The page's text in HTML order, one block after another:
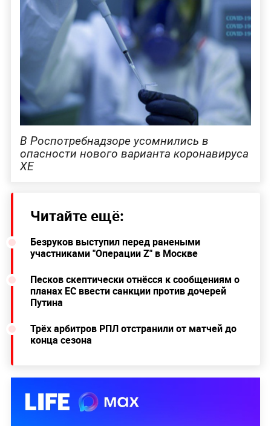
В Роспотребнадзоре усомнились в
опасности нового варианта коронавируса
ХЕ
Читайте ещё:
Безруков выступил перед ранеными
участниками "Операции Z" в Москве
Песков скептически отнёсся к сообщениям о
планах ЕС ввести санкции против дочерей
Путина
Трёх арбитров РПЛ отстранили от матчей до
конца сезона